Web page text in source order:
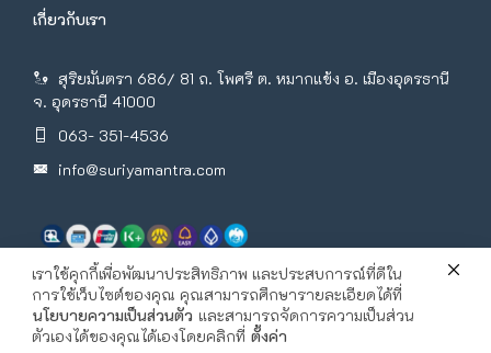
เราใช้คุกกี้เพื่อพัฒนาประสิทธิภาพ และประสบการณ์ที่ดีใน
การใช้เว็บไซต์ของคุณ คุณสามารถศึกษารายละเอียดได้ที่
นโยบายความเป็นส่วนตัว และสามารถจัดการความเป็นส่วน
ตัวเองได้ของคุณได้เองโดยคลิกที่ ตั้งค่า
เกี่ยวกับเรา
สุริยมันตรา 686/ 81 ถ. โพศรี ต. หมากแข้ง อ. เมืองอุดรธานี
จ. อุดรธานี 41000
063- 351-4536
info@suriyamantra.com